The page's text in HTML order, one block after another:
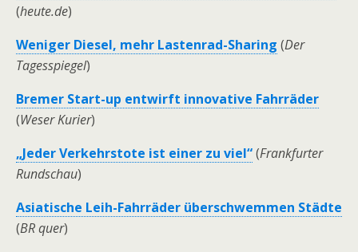
(heute.de)
Weniger Diesel, mehr Lastenrad-Sharing (Der
Tagesspiegel)
Bremer Start-up entwirft innovative Fahrräder
(Weser Kurier)
„Jeder Verkehrstote ist einer zu viel“(Frankfurter
Rundschau)
Asiatische Leih-Fahrräder überschwemmen Städte
(BR quer)